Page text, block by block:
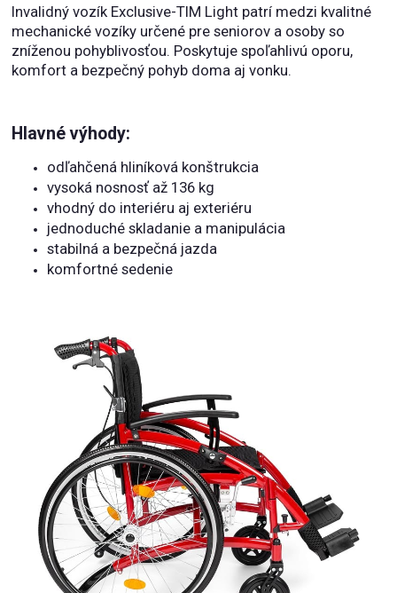
Invalidný vozík Exclusive-TIM Light patrí medzi kvalitné
mechanické vozíky určené pre seniorov a osoby so
zníženou pohyblivosťou. Poskytuje spoľahlivú oporu,
komfort a bezpečný pohyb doma aj vonku.
Hlavné výhody:
odľahčená hliníková konštrukcia
vysoká nosnosť až 136 kg
vhodný do interiéru aj exteriéru
jednoduché skladanie a manipulácia
stabilná a bezpečná jazda
komfortné sedenie